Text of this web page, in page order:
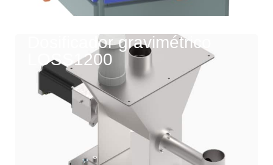
Dosificador gravimétrico
LOSS1200